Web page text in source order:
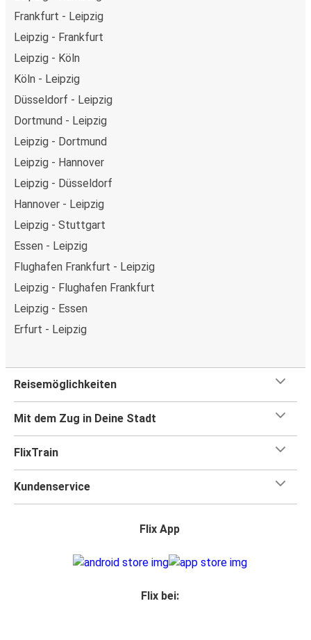
Frankfurt - Leipzig
Leipzig - Frankfurt
Leipzig - Köln
Köln - Leipzig
Düsseldorf - Leipzig
Dortmund - Leipzig
Leipzig - Dortmund
Leipzig - Hannover
Leipzig - Düsseldorf
Hannover - Leipzig
Leipzig - Stuttgart
Essen - Leipzig
Flughafen Frankfurt - Leipzig
Leipzig - Flughafen Frankfurt
Leipzig - Essen
Erfurt - Leipzig
Reisemöglichkeiten
Mit dem Zug in Deine Stadt
FlixTrain
Kundenservice
Flix App
Flix bei: